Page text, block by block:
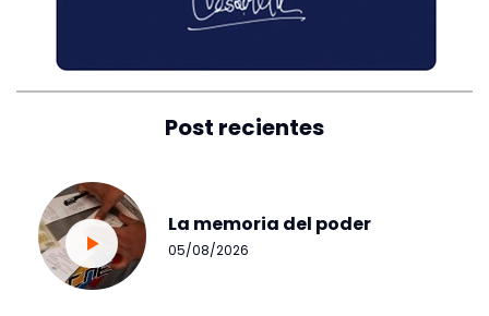
Post recientes
La memoria del poder
05/08/2026